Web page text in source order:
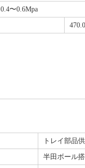
〜0.6Mpa
トレイ部品
半田ボール